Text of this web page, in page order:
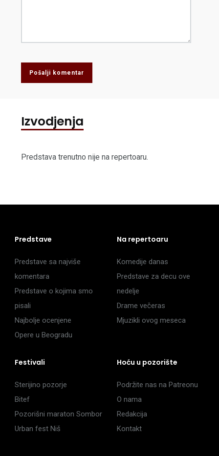
Pošalji komentar
Izvodjenja
Predstava trenutno nije na repertoaru.
Predstave
Predstave sa najviše
komentara
Predstave o kojima smo
pisali
Najbolje ocenjene
Opere u Beogradu
Na repertoaru
Komedije danas
Predstave za decu ove
nedelje
Drame večeras
Mjuzikli ovog meseca
Festivali
Sterijino pozorje
Bitef
Pozorišni maraton Sombor
Urban fest Niš
Hoću u pozorište
Podržite nas na Patreonu
O nama
Redakcija
Kontakt